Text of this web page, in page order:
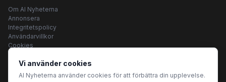
Om AI Nyheterna
Annonsera
Integritetspolicy
Användarvillkor
Cookies
Vi använder cookies
AI Nyheterna använder cookies för att förbättra din upplevelse.